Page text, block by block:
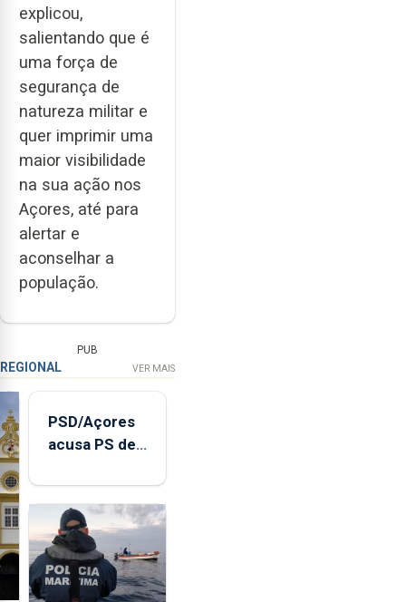
explicou,
salientando que é
uma força de
segurança de
natureza militar e
quer imprimir uma
maior visibilidade
na sua ação nos
Açores, até para
alertar e
aconselhar a
população.
PUB
REGIONAL VER MAIS
PSD/Açores
acusa PS de
contraditória"
sobre
evolução
turística